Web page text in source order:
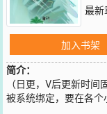
最新
加入书架
简介：
（日更，V后更新时
被系统绑定，要在各